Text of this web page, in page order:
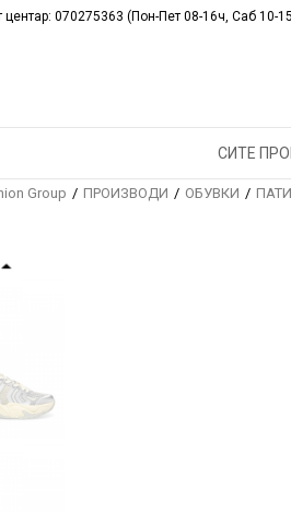
центар: 070275363 (Пон-Пет 08-16ч, Саб 10-
СИТЕ
Group ПРОИЗВОДИ ОБУВКИ